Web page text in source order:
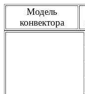
Модель
конвектора